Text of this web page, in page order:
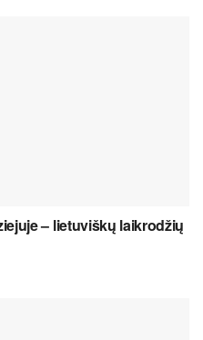
– lietuviškų laikrodžių